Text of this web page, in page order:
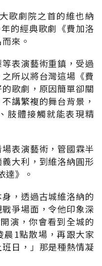
歌劇院之首的維也納
的經典歌劇《費加洛
來。
表演藝術重鎮，受過
所以將台灣這場《費
歌劇，原因簡單卻關
講繁複的舞台背景，
肢體接觸就能表現精
表演藝術，管國霖半
大利，到維洛納圓形
達》。
，透過古城維洛納的
爭場面，令他印象深
演，你會看到全城的
晨1點散場，再跟大家
日，」那是種熱情凝